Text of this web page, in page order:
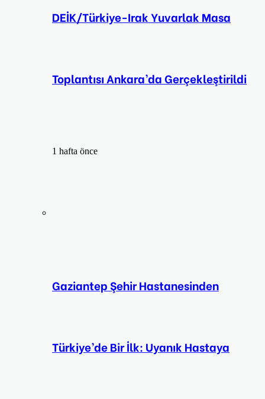
DEİK/Türkiye-Irak Yuvarlak Masa
Toplantısı Ankara’da Gerçekleştirildi
1 hafta önce
Gaziantep Şehir Hastanesinden
Türkiye’de Bir İlk: Uyanık Hastaya